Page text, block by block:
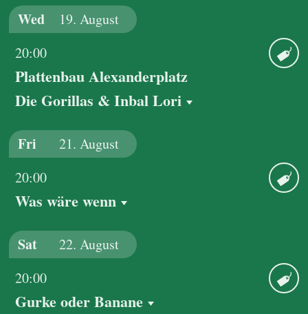
Wed 19. August
20:00
Plattenbau Alexanderplatz
Die Gorillas & Inbal Lori
Fri 21. August
20:00
Was wäre wenn
Sat 22. August
20:00
Gurke oder Banane